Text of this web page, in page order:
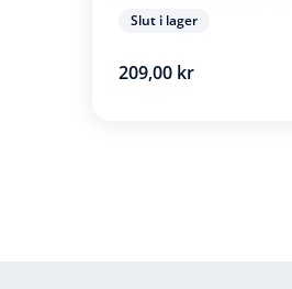
Slut i lager
209,00 kr